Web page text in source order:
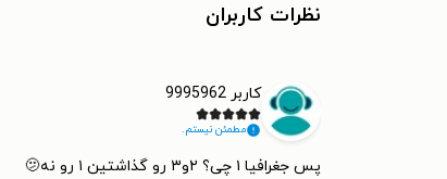
نظرات کاربران
کاربر 9995962
مطمئن نیستم.
پس جغرافیا ۱ چی؟ ۲و۳ رو گذاشتین ۱ رو نه🫤